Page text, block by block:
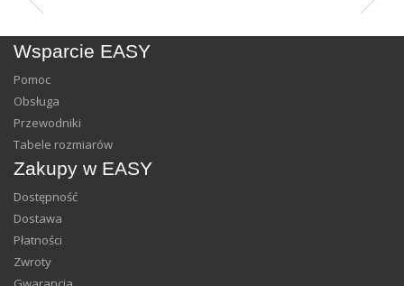
Wsparcie EASY
Pomoc
Obsługa
Przewodniki
Tabele rozmiarów
Zakupy w EASY
Dostępność
Dostawa
Płatności
Zwroty